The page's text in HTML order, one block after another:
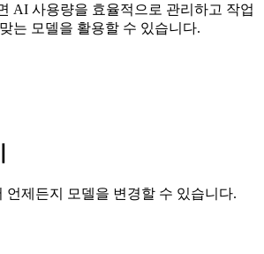
AI 사용량을 효율적으로 관리하고 작업
는 모델을 활용할 수 있습니다.
언제든지 모델을 변경할 수 있습니다.